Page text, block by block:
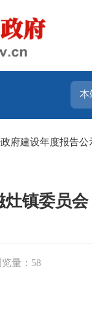
府建设年度报告公
镇委员
量： 58